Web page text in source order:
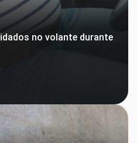
no volante durante